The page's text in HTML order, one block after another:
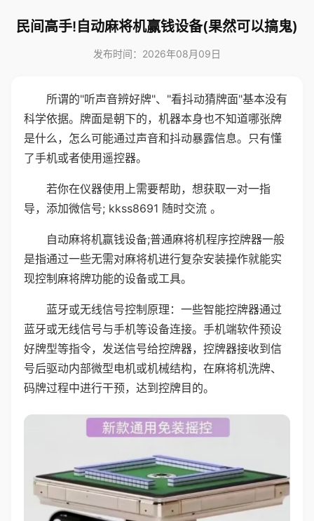
民间高手!自动麻将机赢钱设备(果然可以搞鬼)
发布时间：2026年08月09日
所谓的"听声音辨好牌"、"看抖动猜牌面"基本没有
科学依据。牌面是朝下的，机器本身也不知道哪张牌
是什么，怎么可能通过声音和抖动暴露信息。只有懂
了手机或者使用遥控器。
若你在仪器使用上需要帮助，想获取一对一指
导，添加微信号; kkss8691 随时交流 。
自动麻将机赢钱设备;普通麻将机程序控牌器一般
是指通过一些无需对麻将机进行复杂安装操作就能实
现控制麻将牌功能的设备或工具。
蓝牙或无线信号控制原理：一些智能控牌器通过
蓝牙或无线信号与手机等设备连接。手机端软件预设
好牌型等指令，发送信号给控牌器，控牌器接收到信
号后驱动内部微型电机或机械结构，在麻将机洗牌、
码牌过程中进行干预，达到控牌目的。